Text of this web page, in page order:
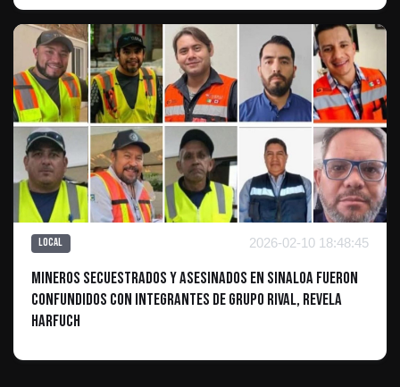
Local 2026-02-10 18:48:45
Mineros secuestrados y asesinados en Sinaloa fueron
confundidos con integrantes de grupo rival, revela
Harfuch